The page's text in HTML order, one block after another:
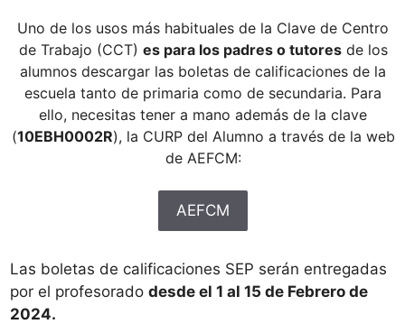
Uno de los usos más habituales de la Clave de Centro
de Trabajo (CCT) es para los padres o tutoresde los
alumnos descargar las boletas de calificaciones de la
escuela tanto de primaria como de secundaria. Para
ello, necesitas tener a mano además de la clave
(10EBH0002R), la CURP del Alumno a través de la web
de AEFCM:
AEFCM
Las boletas de calificaciones SEP serán entregadas
por el profesorado desde el 1 al 15 de Febrero de
2024.